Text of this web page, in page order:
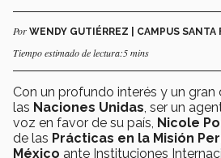
Por WENDY GUTIÉRREZ | CAMPUS SANTA
Tiempo estimado de lectura:5 mins
Con un profundo interés y un gran
las Naciones Unidas , ser un
voz en favor de su país, Nicole
de las Prácticas en la Misión
México ante Instituciones